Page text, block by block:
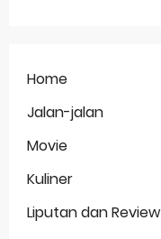
Home
Jalan-jalan
Movie
Kuliner
Liputan dan Review